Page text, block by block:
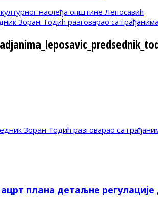
Зоран Тодић разговарао са
Зоран Тодић разговарао са
плана детаљне